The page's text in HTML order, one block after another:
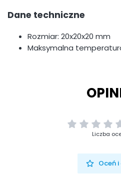
Dane techniczne
Rozmiar: 20x20x20 mm
Maksymalna
Liczba
Oceń